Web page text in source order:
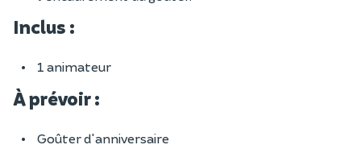
Inclus :
1 animateur
À prévoir :
Goûter d'anniversaire